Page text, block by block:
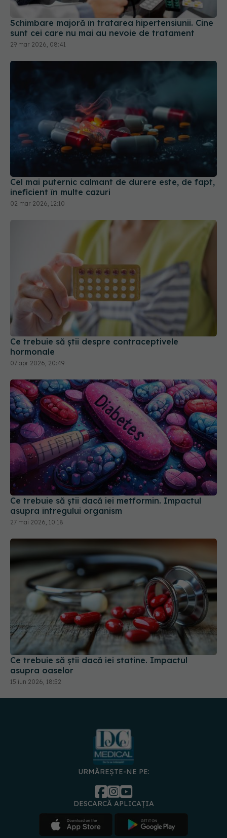
Schimbare majoră în tratarea hipertensiunii. Cine
sunt cei care nu mai au nevoie de tratament
29 mar 2026, 08:41
Cel mai puternic calmant de durere este, de fapt,
ineficient în multe cazuri
02 mar 2026, 12:10
Ce trebuie să știi despre contraceptivele
hormonale
07 apr 2026, 20:49
Ce trebuie să știi dacă iei metformin. Impactul
asupra întregului organism
27 mai 2026, 10:18
Ce trebuie să știi dacă iei statine. Impactul
asupra oaselor
15 iun 2026, 18:52
URMĂREȘTE-NE PE:
DESCARCĂ APLICAȚIA